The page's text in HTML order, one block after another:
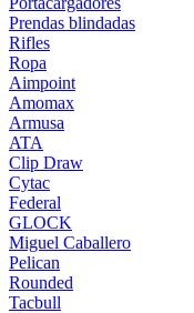
Prendas blindadas
Rifles
Ropa
Aimpoint
Amomax
Armusa
ATA
Clip Draw
Cytac
Federal
GLOCK
Miguel Caballero
Pelican
Rounded
Tacbull